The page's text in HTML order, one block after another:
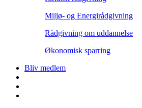
Miljø- og Energirådgivning
Rådgivning om uddannelse
Økonomisk sparring
Bliv medlem